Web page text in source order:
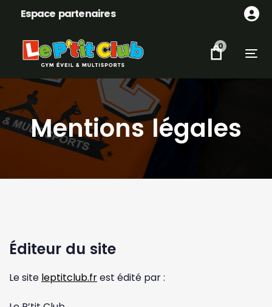
content
Espace partenaires
0
Mentions légales
Éditeur du site
Le site leptitclub.frest édité par :